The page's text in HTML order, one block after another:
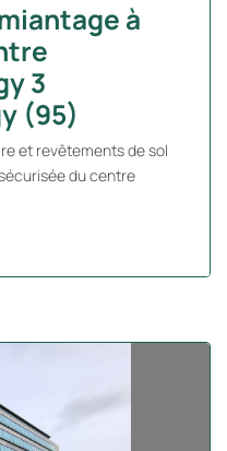
à
3
(95)
et revêtements de sol
du centre